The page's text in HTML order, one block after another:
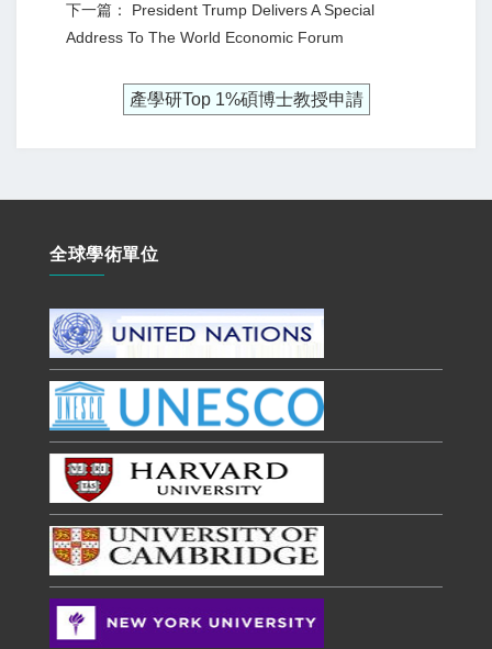
下一篇： President Trump Delivers A Special
Address To The World Economic Forum
產學研Top 1%碩博士教授申請
全球學術單位